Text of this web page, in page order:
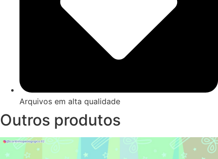
Arquivos em alta qualidade
Outros produtos